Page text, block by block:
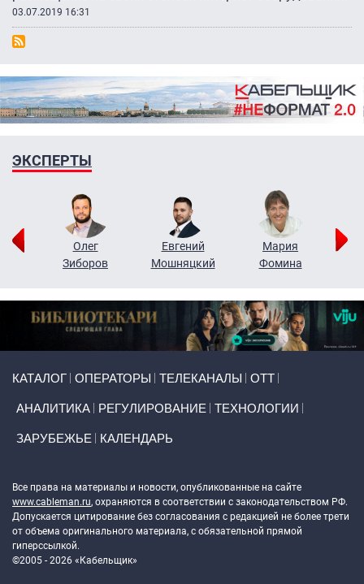
03.07.2019 16:31
ЭКСПЕРТЫ
Олег
Зиборов
Евгений
Мошняцкий
Мария
Фомина
КАТАЛОГ ОПЕРАТОРЫ ТЕЛЕКАНАЛЫ ОТТ
АНАЛИТИКА РЕГУЛИРОВАНИЕ ТЕХНОЛОГИИ
ЗАРУБЕЖЬЕ КАЛЕНДАРЬ
Все права на материалы и новости, опубликованные на сайте
www.cableman.ru, охраняются в соответствии с законодательством РФ.
Допускается цитирование без согласования с редакцией не более трети
от объема оригинального материала, с обязательной прямой
гиперссылкой.
©2005 - 2026 «Кабельщик»